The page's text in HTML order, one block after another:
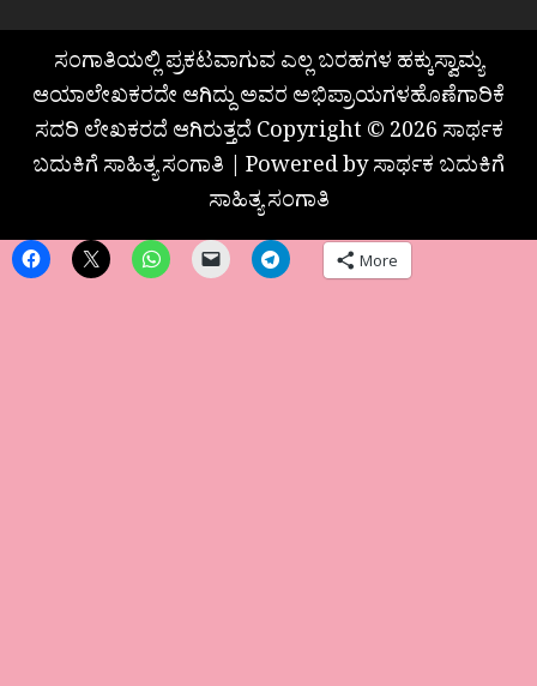
ಸಂಗಾತಿಯಲ್ಲಿ ಪ್ರಕಟವಾಗುವ ಎಲ್ಲ ಬರಹಗಳ ಹಕ್ಕುಸ್ವಾಮ್ಯ
ಆಯಾಲೇಖಕರದೇ ಆಗಿದ್ದು ಅವರ ಅಭಿಪ್ರಾಯಗಳಹೊಣೆಗಾರಿಕೆ
ಸದರಿ ಲೇಖಕರದೆ ಆಗಿರುತ್ತದೆ Copyright © 2026 ಸಾರ್ಥಕ
ಬದುಕಿಗೆ ಸಾಹಿತ್ಯ ಸಂಗಾತಿ | Powered by ಸಾರ್ಥಕ ಬದುಕಿಗೆ
ಸಾಹಿತ್ಯ ಸಂಗಾತಿ
More